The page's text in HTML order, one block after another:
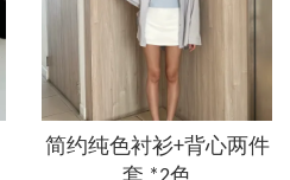
简约纯色衬衫+背心两件